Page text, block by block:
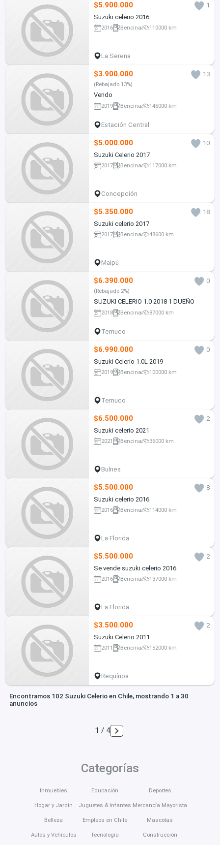
$5.900.000
1
Suzuki celerio 2016
2016 Bencina 110000 km
La Serena
$3.900.000 13
(Rebajado 13%)
Vendo
2019 Bencina 145000 km
Estación Central
$5.000.000
10
Suzuki Celerio 2017
2017 Bencina 117000 km
Concepción
$5.350.000
18
Suzuki celerio 2017
2017 Bencina 48600 km
Maipú
$6.390.000 0
(Rebajado 2%)
SUZUKI CELERIO 1.0 2018 1 DUEÑO
2018 Bencina 87000 km
Temuco
$6.990.000
0
Suzuki Celerio 1.0L 2019
2019 Bencina 100000 km
Temuco
$6.500.000
2
Suzuki celerio 2021
2021 Bencina 36000 km
Bulnes
$5.500.000
8
Suzuki celerio 2016
2016 Bencina 114000 km
La Florida
$5.500.000
2
Se vende suzuki celerio 2016
2016 Bencina 137000 km
La Florida
$3.500.000
2
Suzuki Celerio 2011
2011 Bencina 152000 km
Requínoa
Encontramos 102 Suzuki Celerio en Chile, mostrando 1 a 30
anuncios
1 / 4
Categorías
Inmuebles
Hogar y Jardín
Belleza
Autos y Vehículos
Educación
Juguetes & Infantes
Empleos en Chile
Tecnología
Deportes
Mercancía Mayorista
Mascotas
Construcción